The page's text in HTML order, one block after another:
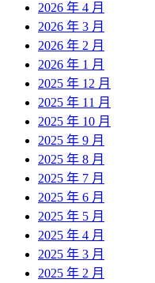
2026 年 4 月
2026 年 3 月
2026 年 2 月
2026 年 1 月
2025 年 12 月
2025 年 11 月
2025 年 10 月
2025 年 9 月
2025 年 8 月
2025 年 7 月
2025 年 6 月
2025 年 5 月
2025 年 4 月
2025 年 3 月
2025 年 2 月